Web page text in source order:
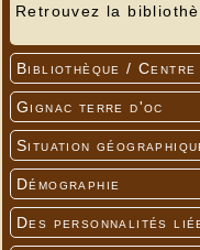
Retrouvez la
Bibliothèque / Centre
Gignac terre d'oc
Situation
Démographie
Des personnalités